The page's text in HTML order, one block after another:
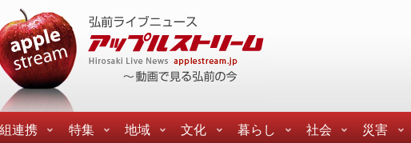
連携 特集 地域 文化 暮らし 社会 災害